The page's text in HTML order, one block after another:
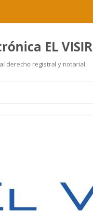
EL VISIR
derecho registral y notarial.